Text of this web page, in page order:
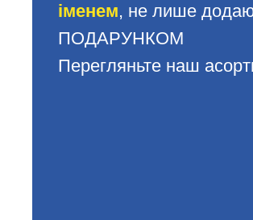
іменем, не лише
ПОДАРУНКОМ
Перегляньте наш